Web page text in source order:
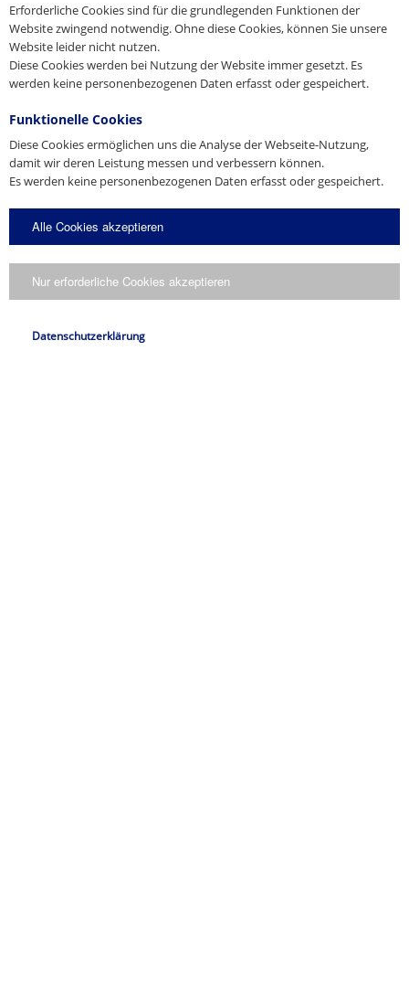
Datenschutzerklärung
Anfrage senden
Erforderliche Cookies sind für die grundlegenden Funktionen der
Website zwingend notwendig. Ohne diese Cookies, können Sie unsere
Website leider nicht nutzen.
Diese Cookies werden bei Nutzung der Website immer gesetzt. Es
werden keine personenbezogenen Daten erfasst oder gespeichert.
Funktionelle Cookies
Diese Cookies ermöglichen uns die Analyse der Webseite-Nutzung,
damit wir deren Leistung messen und verbessern können.
Es werden keine personenbezogenen Daten erfasst oder gespeichert.
Alle Cookies akzeptieren
Nur erforderliche Cookies akzeptieren
Datenschutzerklärung